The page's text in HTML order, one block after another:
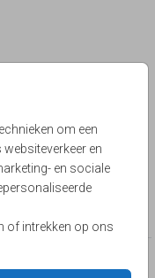
om een
en
en sociale
of intrekken op ons
met
iets voor je